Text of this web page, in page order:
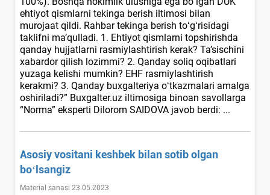
ehtiyot qismlarni tekinga berish iltimosi bilan
murojaat qildi. Rahbar tekinga berish toʻgʻrisidagi
taklifni ma’qulladi. 1. Ehtiyot qismlarni topshirishda
qanday hujjatlarni rasmiylashtirish kerak? Ta’sischini
хabardor qilish lozimmi? 2. Qanday soliq oqibatlari
yuzaga kelishi mumkin? EHF rasmiylashtirish
kerakmi? 3. Qanday buхgalteriya oʻtkazmalari amalga
oshiriladi?” Buxgalter.uz iltimosiga binoan savollarga
“Norma” eksperti Dilorom SAIDOVA javob berdi: ...
Asosiy vositani keshbek bilan sotib olgan
boʻlsangiz
Material sanasi 23.05.2023